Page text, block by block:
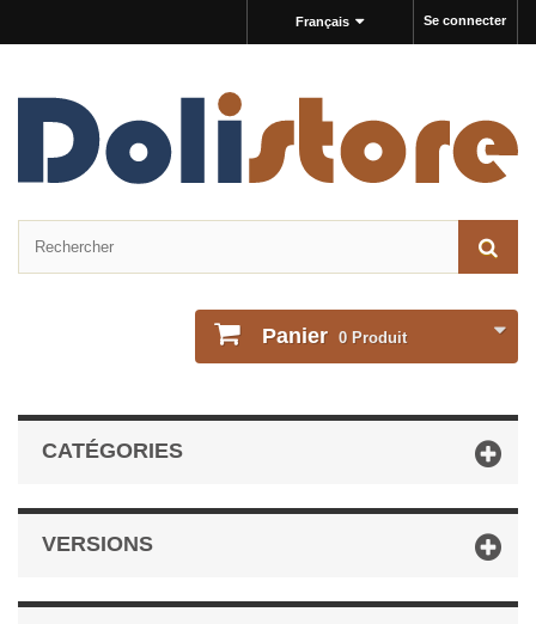
Se connecter
Français
Panier 0 Produit
CATÉGORIES
VERSIONS